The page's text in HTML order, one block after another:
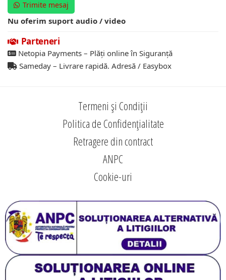
Trimite mesaj
Nu oferim suport audio / video
Parteneri
Netopia Payments – Plăți online în Siguranță
Sameday – Livrare rapidă. Adresă / Easybox
Termeni și Condiții
Politica de Confidențialitate
Retragere din contract
ANPC
Cookie-uri